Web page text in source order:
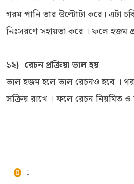
গরম পানি তার উল্টোটা করে। এটা
নিঃসরণে সহায়তা করে । ফলে হজম
১২) রেচন প্রক্রিয়া ভাল হয়
ভাল হজম হলে ভাল রেচনও হবে ।
সক্রিয় রাখে । ফলে রেচন নিয়মিত ও
1